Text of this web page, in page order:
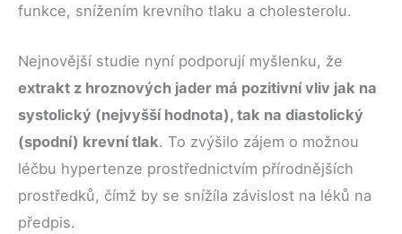
funkce, snížením krevního tlaku a cholesterolu.
Nejnovější studie nyní podporují myšlenku, že
extrakt z hroznových jader má pozitivní vliv jak na
systolický (nejvyšší hodnota), tak na diastolický
(spodní) krevní tlak. To zvýšilo zájem o možnou
léčbu hypertenze prostřednictvím přírodnějších
prostředků, čímž by se snížíla závislost na léků na
předpis.